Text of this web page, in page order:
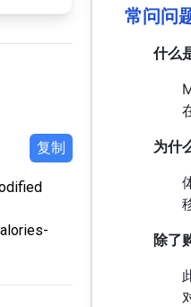
复制
常问问
什么
为什
除了